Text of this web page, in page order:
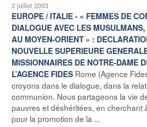
2 juillet 2003
EUROPE / ITALIE - « FEMMES DE
DIALOGUE AVEC LES
AU MOYEN-ORIENT » :
NOUVELLE SUPERIEURE
MISSIONNAIRES DE NOTRE-DAME
L’AGENCE FIDES Rome (Agence
croyons dans le dialogue, dans la
communion. Nous partageons la vie
pauvres et déshéritées, en cherchant
pour la promotion de la ...